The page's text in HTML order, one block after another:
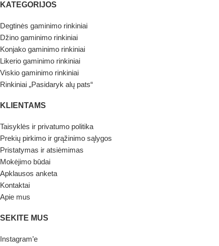
KATEGORIJOS
Degtinės gaminimo rinkiniai
Džino gaminimo rinkiniai
Konjako gaminimo rinkiniai
Likerio gaminimo rinkiniai
Viskio gaminimo rinkiniai
Rinkiniai „Pasidaryk alų pats“
KLIENTAMS
Taisyklės ir privatumo politika
Prekių pirkimo ir grąžinimo sąlygos
Pristatymas ir atsiėmimas
Mokėjimo būdai
Apklausos anketa
Kontaktai
Apie mus
SEKITE MUS
Instagram’e